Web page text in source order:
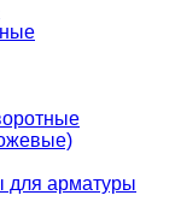
для арматуры